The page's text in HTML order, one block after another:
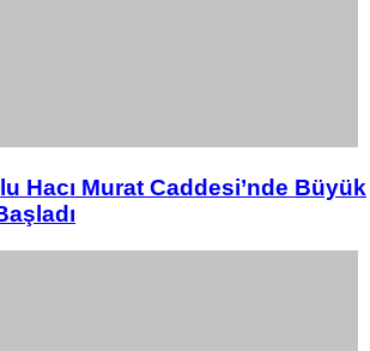
Hacı Murat Caddesi’nde Büyük